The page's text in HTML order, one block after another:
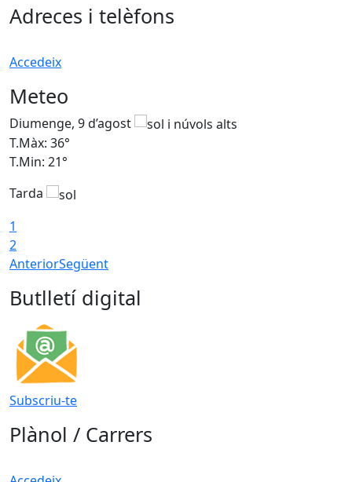
Adreces i telèfons
Accedeix
Meteo
Diumenge, 9 d’agost
T.Màx: 36°
T.Min: 21°
Tarda
1
2
AnteriorSegüent
Butlletí digital
Subscriu-te
Plànol / Carrers